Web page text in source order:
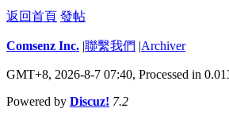
返回首頁 發帖
Comsenz Inc. |聯繫我們 |Archiver
GMT+8, 2026-8-7 07:40, Processed in
Powered by Discuz! 7.2